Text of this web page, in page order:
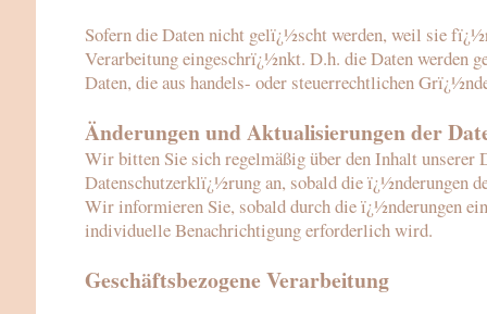
Sofern die Daten nicht gelï¿½scht werden, weil sie
Verarbeitung eingeschrï¿½nkt. D.h. die Daten werden
Daten, die aus handels- oder steuerrechtlichen
Änderungen und Aktualisierungen der
Wir bitten Sie sich regelmäßig über den Inhalt
Datenschutzerklï¿½rung an, sobald die ï¿½nderungen
Wir informieren Sie, sobald durch die ï¿½nderungen
individuelle Benachrichtigung erforderlich wird.
Geschäftsbezogene Verarbeitung